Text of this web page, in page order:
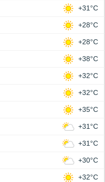
+31°C
+28°C
+28°C
+38°C
+32°C
+32°C
+35°C
+31°C
+31°C
+30°C
+32°C